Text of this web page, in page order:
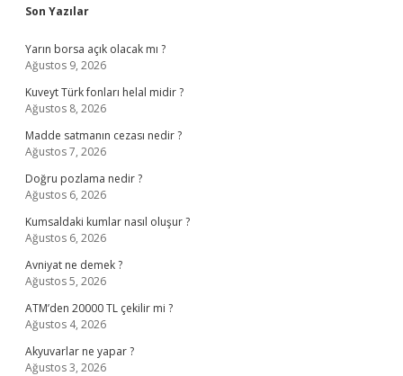
Sidebar
Son Yazılar
Yarın borsa açık olacak mı ?
Ağustos 9, 2026
Kuveyt Türk fonları helal midir ?
Ağustos 8, 2026
Madde satmanın cezası nedir ?
Ağustos 7, 2026
Doğru pozlama nedir ?
Ağustos 6, 2026
Kumsaldaki kumlar nasıl oluşur ?
Ağustos 6, 2026
Avniyat ne demek ?
Ağustos 5, 2026
ATM’den 20000 TL çekilir mi ?
Ağustos 4, 2026
Akyuvarlar ne yapar ?
Ağustos 3, 2026